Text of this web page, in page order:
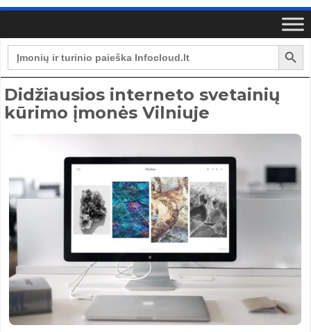
Search
for:
Search Button
Didžiausios interneto svetainių
kūrimo įmonės Vilniuje